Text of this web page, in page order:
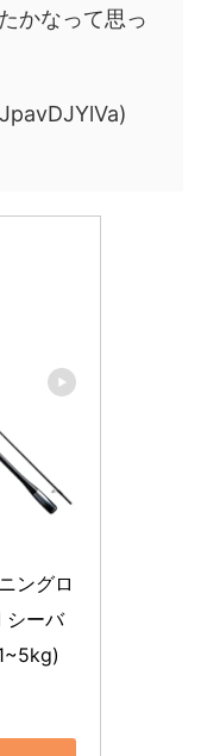
かなって思っ
ングロ
シーバ